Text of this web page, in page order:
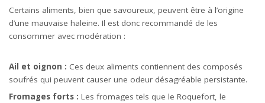
Certains aliments, bien que savoureux, peuvent être à l’origine
d’une mauvaise haleine. Il est donc recommandé de les
consommer avec modération :
Ail et oignon : Ces deux aliments contiennent des composés
soufrés qui peuvent causer une odeur désagréable persistante.
Fromages forts : Les fromages tels que le Roquefort, le